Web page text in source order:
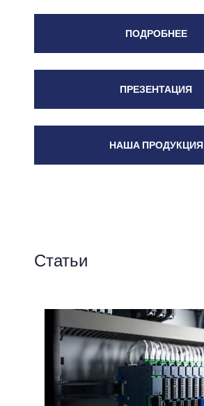
ПОДРОБНЕЕ
ПРЕЗЕНТАЦИЯ
НАША ПРОДУКЦИЯ
Статьи